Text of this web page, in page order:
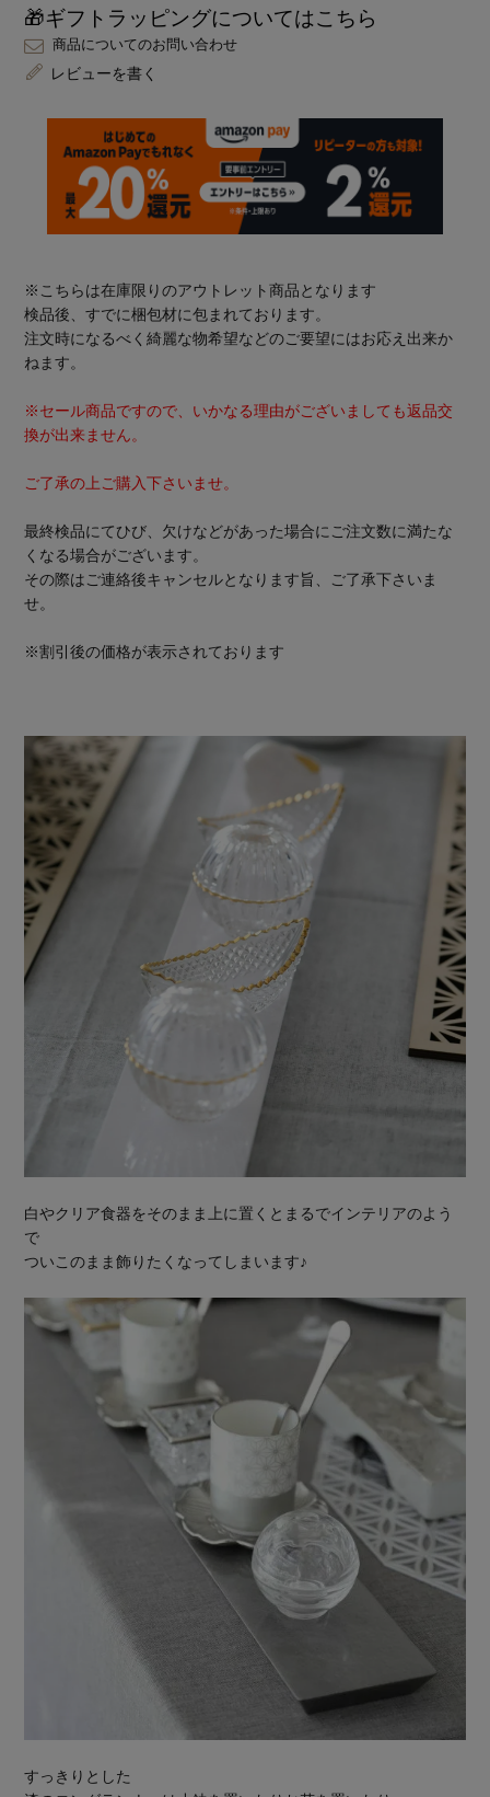
🎁ギフトラッピングについてはこちら
商品についてのお問い合わせ
レビューを書く
※こちらは在庫限りのアウトレット商品となります
検品後、すでに梱包材に包まれております。
注文時になるべく綺麗な物希望などのご要望にはお応え出来か
ねます。
※セール商品ですので、いかなる理由がございましても返品交
換が出来ません。
ご了承の上ご購入下さいませ。
最終検品にてひび、欠けなどがあった場合にご注文数に満たな
くなる場合がございます。
その際はご連絡後キャンセルとなります旨、ご了承下さいま
せ。
※割引後の価格が表示されております
白やクリア食器をそのまま上に置くとまるでインテリアのよう
で
ついこのまま飾りたくなってしまいます♪
すっきりとした